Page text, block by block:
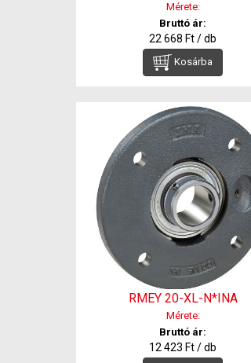
Mérete:
Bruttó ár:
22 668 Ft / db
Kosárba
RMEY 20-XL-N*INA
Mérete:
Bruttó ár:
12 423 Ft / db